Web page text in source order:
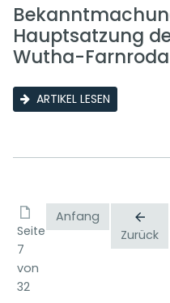
Hauptsatzung
Wutha-Farnroda
ARTIKEL LESEN
Seite
7
von
32
Anfang
Zurück